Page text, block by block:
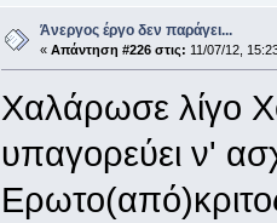
Άνεργος έργο δεν παράγει...
« Απάντηση #226 στις: 11/07/12,
Χαλάρωσε λίγο
υπαγορεύει ν'